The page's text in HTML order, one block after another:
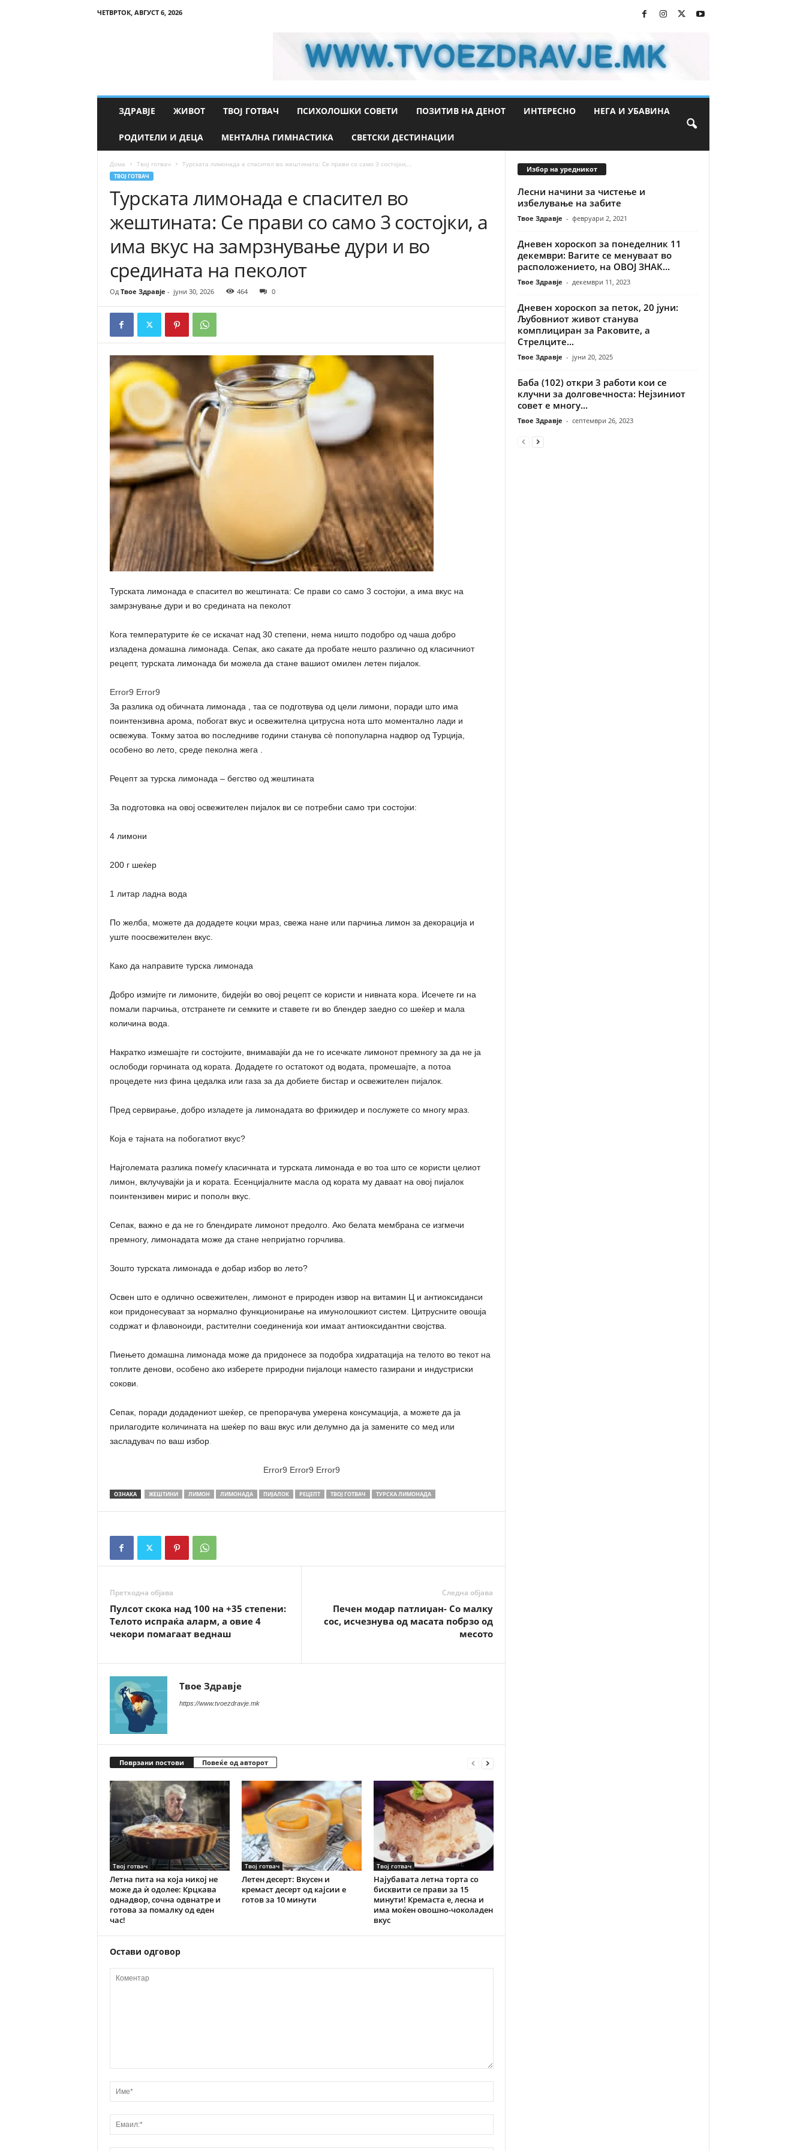
ЧЕТВРТОК, АВГУСТ 6, 2026
ЗДРАВЈЕ ЖИВОТ ТВОЈ ГОТВАЧ ПСИХОЛОШКИ СОВЕТИ ПОЗИТИВ НА ДЕНОТ ИНТЕРЕСНО НЕГА И УБАВИНА
РОДИТЕЛИ И ДЕЦА МЕНТАЛНА ГИМНАСТИКА СВЕТСКИ ДЕСТИНАЦИИ
Дома Твој готвач Турската лимонада е спасител во жештината: Се прави со само 3 состојки,...
ТВОЈ ГОТВАЧ
Турската лимонада е спасител во
жештината: Се прави со само 3 состојки, а
има вкус на замрзнување дури и во
средината на пеколот
Од Твое Здравје - јуни 30, 2026 464 0
Турската лимонада е спасител во жештината: Се прави со само 3 состојки, а има вкус на
замрзнување дури и во средината на пеколот
Кога температурите ќе се искачат над 30 степени, нема ништо подобро од чаша добро
изладена домашна лимонада. Сепак, ако сакате да пробате нешто различно од класичниот
рецепт, турската лимонада би можела да стане вашиот омилен летен пијалок.
Error9 Error9
За разлика од обичната лимонада , таа се подготвува од цели лимони, поради што има
поинтензивна арома, побогат вкус и освежителна цитрусна нота што моментално лади и
освежува. Токму затоа во последниве години станува сè попопуларна надвор од Турција,
особено во лето, среде пеколна жега .
Рецепт за турска лимонада – бегство од жештината
За подготовка на овој освежителен пијалок ви се потребни само три состојки:
4 лимони
200 г шеќер
1 литар ладна вода
По желба, можете да додадете коцки мраз, свежа нане или парчиња лимон за декорација и
уште поосвежителен вкус.
Како да направите турска лимонада
Добро измијте ги лимоните, бидејќи во овој рецепт се користи и нивната кора. Исечете ги на
помали парчиња, отстранете ги семките и ставете ги во блендер заедно со шеќер и мала
количина вода.
Накратко измешајте ги состојките, внимавајќи да не го исечкате лимонот премногу за да не ја
ослободи горчината од кората. Додадете го остатокот од водата, промешајте, а потоа
процедете низ фина цедалка или газа за да добиете бистар и освежителен пијалок.
Пред сервирање, добро изладете ја лимонадата во фрижидер и послужете со многу мраз.
Која е тајната на побогатиот вкус?
Најголемата разлика помеѓу класичната и турската лимонада е во тоа што се користи целиот
лимон, вклучувајќи ја и кората. Есенцијалните масла од кората му даваат на овој пијалок
поинтензивен мирис и пополн вкус.
Сепак, важно е да не го блендирате лимонот предолго. Ако белата мембрана се изгмечи
премногу, лимонадата може да стане непријатно горчлива.
Зошто турската лимонада е добар избор во лето?
Освен што е одлично освежителен, лимонот е природен извор на витамин Ц и антиоксиданси
кои придонесуваат за нормално функционирање на имунолошкиот систем. Цитрусните овошја
содржат и флавоноиди, растителни соединенија кои имаат антиоксидантни својства.
Пиењето домашна лимонада може да придонесе за подобра хидратација на телото во текот на
топлите денови, особено ако изберете природни пијалоци наместо газирани и индустриски
сокови.
Сепак, поради додадениот шеќер, се препорачува умерена консумација, а можете да ја
прилагодите количината на шеќер по ваш вкус или делумно да ја замените со мед или
засладувач по ваш избор.
Error9 Error9 Error9
ОЗНАКА ЖЕШТИНИ ЛИМОН ЛИМОНАДА ПИЈАЛОК РЕЦЕПТ ТВОЈ ГОТВАЧ ТУРСКА ЛИМОНАДА
Претходна објава
Пулсот скока над 100 на +35 степени:
Телото испраќа аларм, а овие 4
чекори помагаат веднаш
Следна објава
Печен модар патлиџан- Со малку
сос, исчезнува од масата побрзо од
месото
Твое Здравје
https://www.tvoezdravje.mk
Поврзани постови Повеќе од авторот
Твој готвач
Летна пита на која никој не
може да ѝ одолее: Крцкава
однадвор, сочна одвнатре и
готова за помалку од еден
час!
Твој готвач
Летен десерт: Вкусен и
кремаст десерт од кајсии е
готов за 10 минути
Твој готвач
Најубавата летна торта со
бисквити се прави за 15
минути! Кремаста е, лесна и
има моќен овошно-чоколаден
вкус
Остави одговор
Избор на уредникот
Лесни начини за чистење и
избелување на забите
Твое Здравје - февруари 2, 2021
Дневен хороскоп за понеделник 11
декември: Вагите се менуваат во
расположението, на ОВОЈ ЗНАК...
Твое Здравје - декември 11, 2023
Дневен хороскоп за петок, 20 јуни:
Љубовниот живот станува
комплициран за Раковите, а
Стрелците...
Твое Здравје - јуни 20, 2025
Баба (102) откри 3 работи кои се
клучни за долговечноста: Нејзиниот
совет е многу...
Твое Здравје - септември 26, 2023